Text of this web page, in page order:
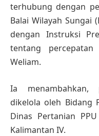
terhubung dengan
Balai Wilayah Sungai
dengan Instruksi
tentang percepatan
Weliam.
Ia menambahkan,
dikelola oleh Bidang
Dinas Pertanian
Kalimantan IV.